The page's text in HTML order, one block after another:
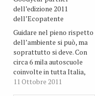
dell’edizione 2011
dell’Ecopatente
Guidare nel pieno rispetto
dell’ambiente si può, ma
soprattutto si deve. Con
circa 6 mila autoscuole
coinvolte in tutta Italia,
pari al 70% delle
11 Ottobre 2011